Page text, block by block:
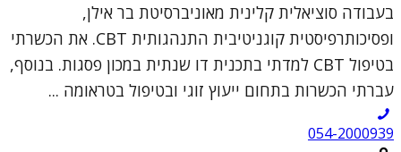
בעבודה סוציאלית קלינית מאוניברסיטת בר אילן,
ופסיכותרפיסטית קוגניטיבית התנהגותית CBT. את הכשרתי
בטיפול CBT למדתי בתכנית דו שנתית במכון פסגות. בנוסף,
עברתי הכשרות בתחום ייעוץ זוגי ובטיפול בטראומה ...
054-2000939